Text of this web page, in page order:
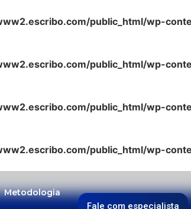
public_html/wp-
public_html/wp-
public_html/wp-
public_html/wp-
Metodologia
Fale com especialista